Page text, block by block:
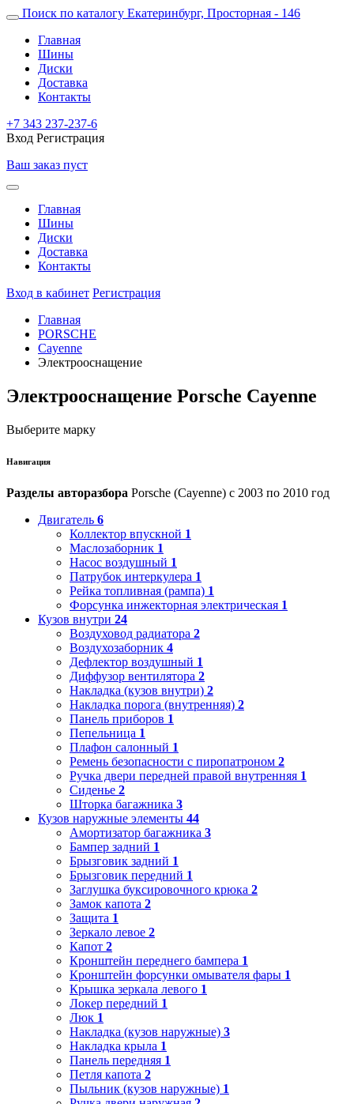
Поиск по каталогу Екатеринбург, Просторная - 146
Главная
Шины
Диски
Доставка
Контакты
+7 343 237-237-6
Вход Регистрация
Ваш заказ пуст
Главная
Шины
Диски
Доставка
Контакты
Вход в кабинет Регистрация
Главная
PORSCHE
Cayenne
Электрооснащение
Электрооснащение Porsche Cayenne
Выберите марку
Навигация
Разделы авторазбора Porsche (Cayenne) с 2003 по 2010 год
Двигатель 6
Коллектор впускной 1
Маслозаборник 1
Насос воздушный 1
Патрубок интеркулера 1
Рейка топливная (рампа) 1
Форсунка инжекторная электрическая 1
Кузов внутри 24
Воздуховод радиатора 2
Воздухозаборник 4
Дефлектор воздушный 1
Диффузор вентилятора 2
Накладка (кузов внутри) 2
Накладка порога (внутренняя) 2
Панель приборов 1
Пепельница 1
Плафон салонный 1
Ремень безопасности с пиропатроном 2
Ручка двери передней правой внутренняя 1
Сиденье 2
Шторка багажника 3
Кузов наружные элементы 44
Амортизатор багажника 3
Бампер задний 1
Брызговик задний 1
Брызговик передний 1
Заглушка буксировочного крюка 2
Замок капота 2
Защита 1
Зеркало левое 2
Капот 2
Кронштейн переднего бампера 1
Кронштейн форсунки омывателя фары 1
Крышка зеркала левого 1
Локер передний 1
Люк 1
Накладка (кузов наружные) 3
Накладка крыла 1
Панель передняя 1
Петля капота 2
Пыльник (кузов наружные) 1